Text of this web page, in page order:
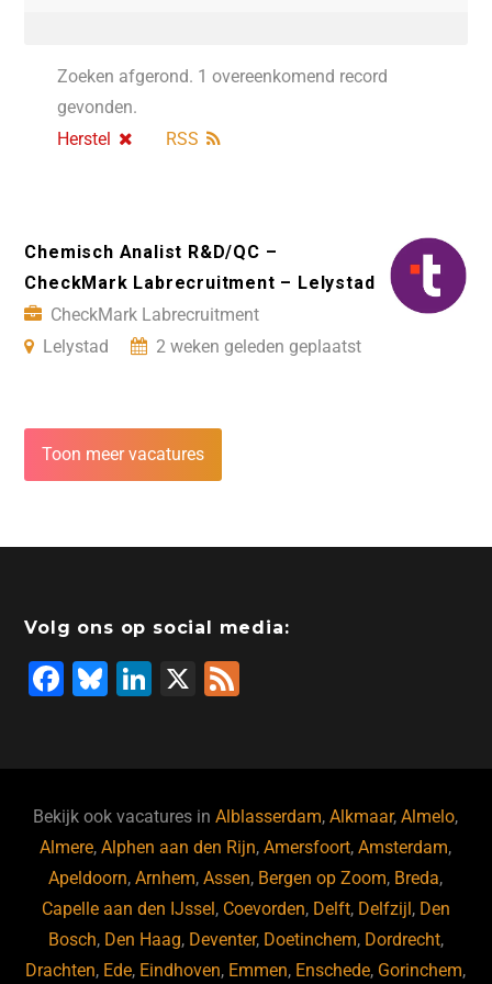
Zoeken afgerond. 1 overeenkomend record
gevonden.
Herstel
RSS
Chemisch Analist R&D/QC –
CheckMark Labrecruitment – Lelystad
CheckMark Labrecruitment
Lelystad
2 weken geleden geplaatst
Toon meer vacatures
Volg ons op social media:
F
b
o
o
k
Bl
ky
Li
dI
n
X
Bekijk ook vacatures inAlblasserdam,Alkmaar,Almelo,
Almere,Alphen aan den Rijn,Amersfoort,Amsterdam,
Apeldoorn,Arnhem,Assen, Bergen op Zoom, Breda,
Capelle aan den IJssel , Coevorden, Delft, Delfzijl , Den
Bosch, Den Haag, Deventer, Doetinchem, Dordrecht,
Drachten, Ede, Eindhoven, Emmen, Enschede, Gorinchem,